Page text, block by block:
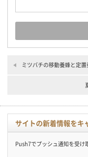
ミツバチの移動養蜂と定
サイトの新着情報をキ
Push7でプッシュ通知を受け